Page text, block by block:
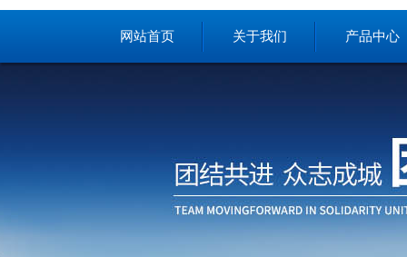
网站首页 关于我们 产品中心